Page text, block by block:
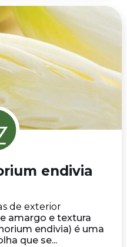
endivia
de exterior
amargo e textura
endivia) é uma
que se...